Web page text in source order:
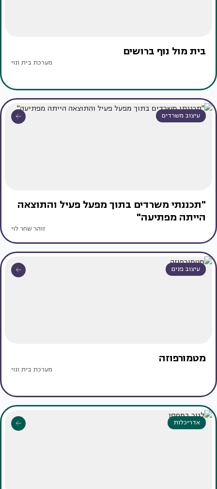
בית מול נוף ברושים
מערכת בית ונוי
עיצוב משרדים
"תכננתי משרדים בתוך מפעל פעיל והתוצאה
הייתה מפתיעה"
זוהר שחר לוי
עיצוב פנים
מטמורפוזה
מערכת בית ונוי
אדריכלות